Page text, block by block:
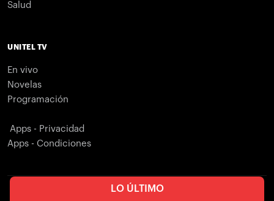
LO ÚLTIMO
Salud
UNITEL TV
En vivo
Novelas
Programación
Apps - Privacidad
Apps - Condiciones